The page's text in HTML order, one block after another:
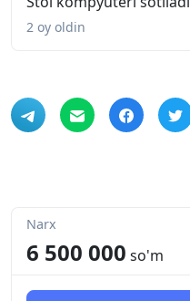
2 oy oldin
Narx
6 500 000 so'm